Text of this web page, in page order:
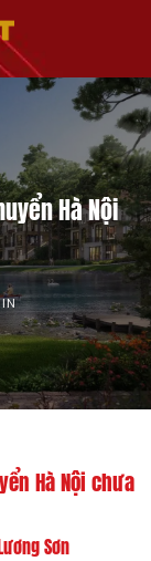
Hà Nội
Hà Nội chưa
Sơn